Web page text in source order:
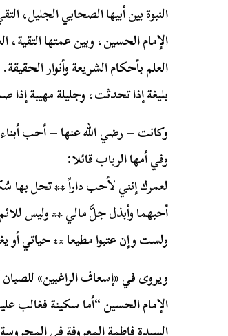
النبوة بين أبيها الصحابي الجليل،
الإمام الحسين، وبين عمتها
العلم بأحكام الشريعة وأنوار
بليغة إذا تحدثت، وجليلة مهيبة
وكانت – رضي الله عنها – أحب أبناء
وفي أمها الرباب قائلا:
لعمرك إنني لأحب داراً ** تحل بها
أحبهما وأبذل جلَّ مالي ** وليس
ولست وإن عتبوا مطيعا ** حياتي أو
ويروى في «إسعاف الراغبين»
الإمام الحسين “أما سكينة فغالب